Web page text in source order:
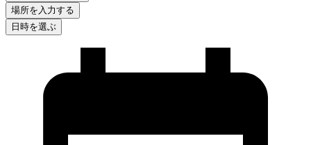
場所を入力する
日時を選ぶ